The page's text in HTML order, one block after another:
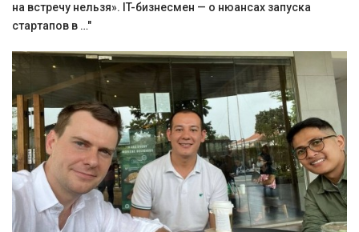
на встречу нельзя». IT-бизнесмен — о нюансах запуска
стартапов в …"